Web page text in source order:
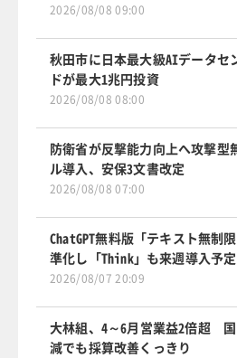
2026/08/08 09:00
秋田市に日本最大級AIデータセ
ドが最大1兆円投資
2026/08/08 08:00
防衛省が反撃能力向上へ攻撃型
ル導入、安保3文書改定
2026/08/08 07:00
ChatGPT無料版「テキスト無制
準化し「Think」も来週導入予定
2026/08/07 20:09
大林組、4～6月営業益2倍超
減でも採算改善くっきり